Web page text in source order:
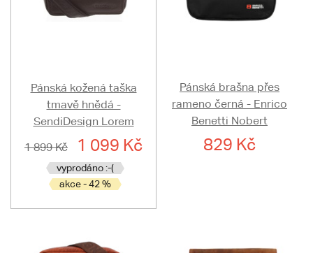
Pánská kožená taška
tmavě hnědá -
SendiDesign Lorem
1 899 Kč
1 099 Kč
vyprodáno :-(
akce - 42 %
Pánská brašna přes
rameno černá - Enrico
Benetti Nobert
829 Kč